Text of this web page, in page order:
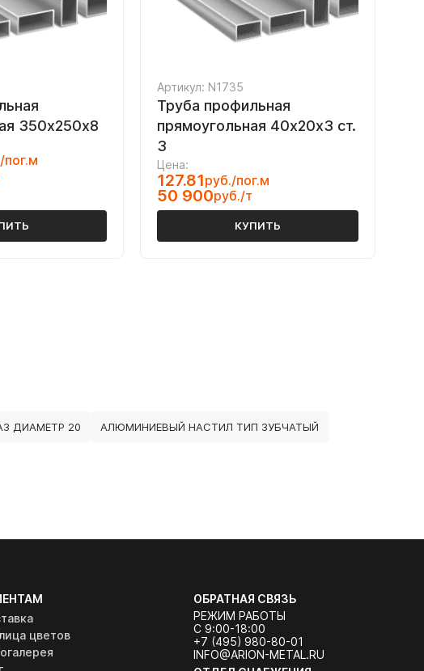
350х250х8
пог.м
Артикул: N1735
Труба профильная
прямоугольная 40х20х3 ст.
3
Цена:
127.81руб./пог.м
50 900руб./т
КУПИТЬ
ДИАМЕТР 20 АЛЮМИНИЕВЫЙ НАСТИЛ ТИП ЗУБЧАТЫЙ
цветов
ОБРАТНАЯ СВЯЗЬ
РЕЖИМ РАБОТЫ
С 9:00-18:00
+7 (495) 980-80-01
INFO@ARION-METAL.RU